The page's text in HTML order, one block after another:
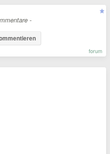
-
forum